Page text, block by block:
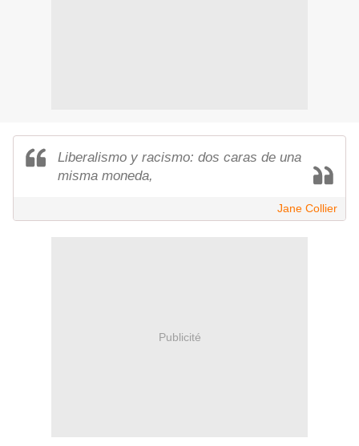
Liberalismo y racismo: dos caras de una
misma moneda,
Jane Collier
Publicité